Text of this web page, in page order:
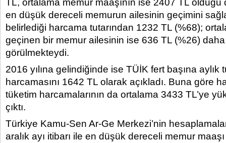
TL, ortalama memur maaşının ise 2407 TL olduğu
en düşük dereceli memurun ailesinin geçimini
belirlediği harcama tutarından 1232 TL (%68);
geçinen bir memur ailesinin ise 636 TL (%26) daha
görülmekteydi.
2016 yılına gelindiğinde ise TÜİK fert başına aylık
harcamasını 1642 TL olarak açıkladı. Buna göre
tüketim harcamalarının da ortalama 3433 TL’ye
çıktı.
Türkiye Kamu-Sen Ar-Ge Merkezi’nin
aralık ayı itibarı ile en düşük dereceli memur